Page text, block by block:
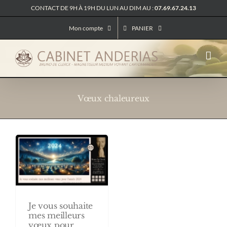
au
CONTACT DE 9H À 19H DU LUN AU DIM AU :07.69.67.24.13
Mon compte PANIER
Vœux chaleureux
Je vous souhaite
mes meilleurs